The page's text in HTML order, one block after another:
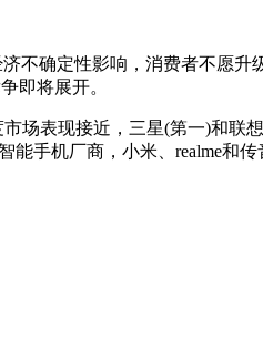
不确定性影响，消费者不愿
即将展开。
场表现接近，三星(第一)和联
手机厂商，小米、realme和传